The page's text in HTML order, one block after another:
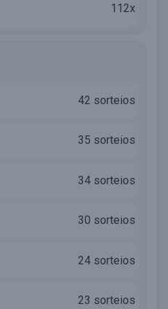
112x
42 sorteios
35 sorteios
34 sorteios
30 sorteios
24 sorteios
23 sorteios